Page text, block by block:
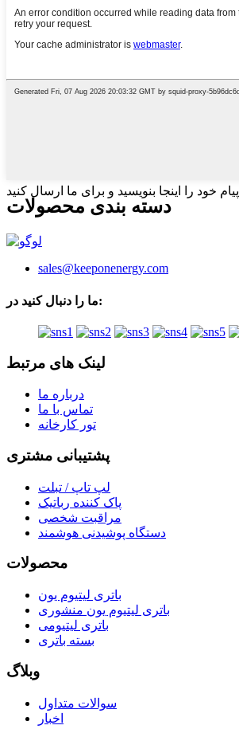
پیام خود را اینجا بنویسید و برای ما ارسال کنید
دسته بندی محصولات
sales@keeponenergy.com
ما را دنبال کنید در:
لینک های مرتبط
درباره ما
تماس با ما
تور کارخانه
پشتیبانی مشتری
لپ تاپ / تبلت
پاک کننده رباتیک
مراقبت شخصی
دستگاه پوشیدنی هوشمند
محصولات
باتری لیتیوم یون
باتری لیتیوم یون منشوری
باتری لیتیومی
بسته باتری
وبلاگ
سوالات متداول
اخبار